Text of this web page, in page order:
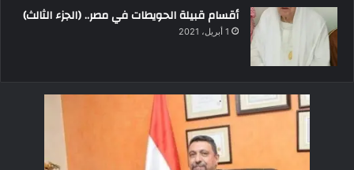
أقسام قبيلة الحويطات في مصر.. (الجزء الثالث)
1 أبريل، 2021